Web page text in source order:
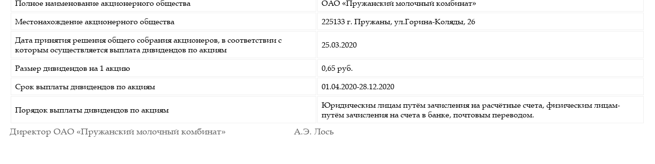
Полное наименование акционерного общества
ОАО «Пружанский молочный комбинат»
Местонахождение акционерного общества
225133 г. Пружаны, ул.Горина-Коляды, 26
Дата принятия решения общего собрания акционеров, в соответствии с
которым осуществляется выплата дивидендов по акциям
25.03.2020
Размер дивидендов на 1 акцию
0,65 руб.
Срок выплаты дивидендов по акциям
01.04.2020-28.12.2020
Порядок выплаты дивидендов по акциям
Юридическим лицам путём зачисления на расчётные счета, физическим лицам-
путём зачисления на счета в банке, почтовым переводом.
Директор ОАО «Пружанский молочный комбинат» А.Э. Лось